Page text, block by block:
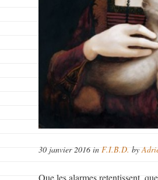
30 janvier 2016 inF.I.B.D. by
Que les alarmes retentissent,